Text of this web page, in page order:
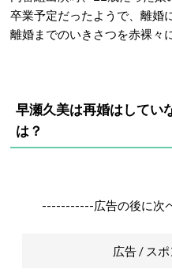
卒業予定だったようで、離婚
離婚までのいきさつを赤裸々
早瀬久美は再婚はしてい
は？
-----------広告の後に次
広告 / ス